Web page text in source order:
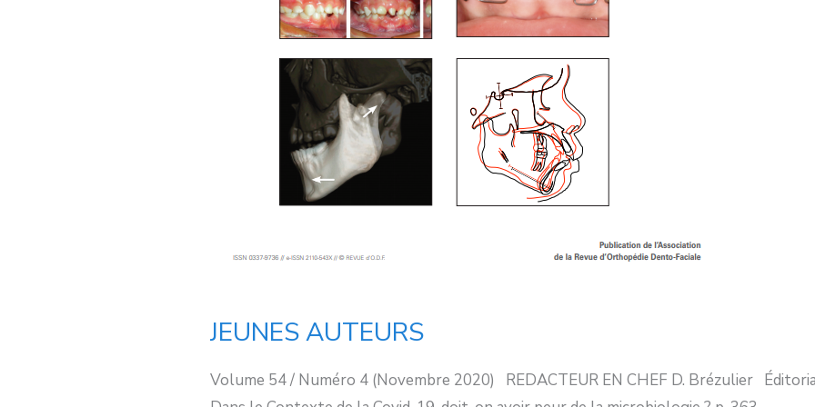
JEUNES AUTEURS
Volume 54 / Numéro 4 (Novembre 2020) REDACTEUR EN CHEF D. Brézulier